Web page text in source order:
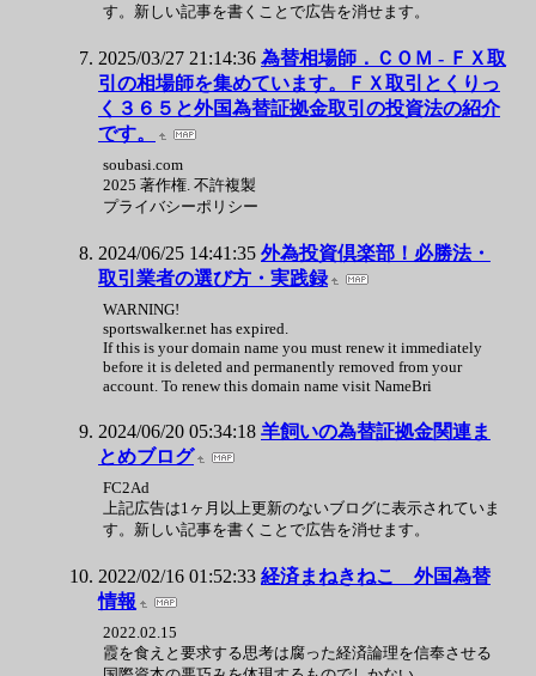
す。新しい記事を書くことで広告を消せます。
2025/03/27 21:14:36 為替相場師．ＣＯＭ - ＦＸ取
引の相場師を集めています。ＦＸ取引とくりっ
く３６５と外国為替証拠金取引の投資法の紹介
です。
soubasi.com
2025 著作権. 不許複製
プライバシーポリシー
2024/06/25 14:41:35 外為投資倶楽部！必勝法・
取引業者の選び方・実践録
WARNING!
sportswalker.net has expired.
If this is your domain name you must renew it immediately
before it is deleted and permanently removed from your
account. To renew this domain name visit NameBri
2024/06/20 05:34:18 羊飼いの為替証拠金関連ま
とめブログ
FC2Ad
上記広告は1ヶ月以上更新のないブログに表示されていま
す。新しい記事を書くことで広告を消せます。
2022/02/16 01:52:33 経済まねきねこ 外国為替
情報
2022.02.15
霞を食えと要求する思考は腐った経済論理を信奉させる